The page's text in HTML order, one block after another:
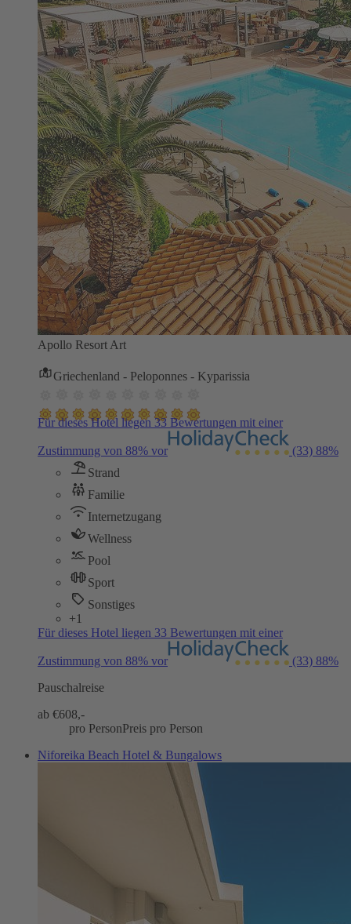
Apollo Resort Art
Griechenland - Peloponnes - Kyparissia
Für dieses Hotel liegen 33 Bewertungen mit einer
Zustimmung von 88% vor (33) 88%
Strand
Familie
Internetzugang
Wellness
Pool
Sport
Sonstiges
+1
Für dieses Hotel liegen 33 Bewertungen mit einer
Zustimmung von 88% vor (33) 88%
Pauschalreise
ab €608,-
pro PersonPreis pro Person
Niforeika Beach Hotel & Bungalows